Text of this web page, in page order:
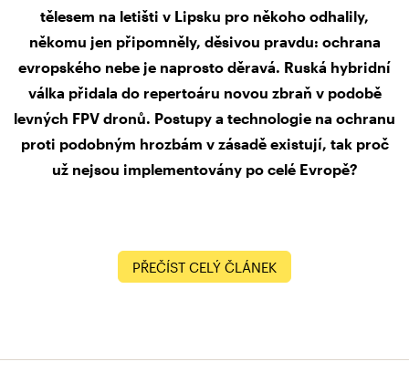
tělesem na letišti v Lipsku pro někoho odhalily,
někomu jen připomněly, děsivou pravdu: ochrana
evropského nebe je naprosto děravá. Ruská hybridní
válka přidala do repertoáru novou zbraň v podobě
levných FPV dronů. Postupy a technologie na ochranu
proti podobným hrozbám v zásadě existují, tak proč
už nejsou implementovány po celé Evropě?
PŘEČÍST CELÝ ČLÁNEK